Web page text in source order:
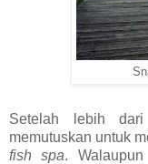
Setelah lebih
memutuskan untuk
fish spa.